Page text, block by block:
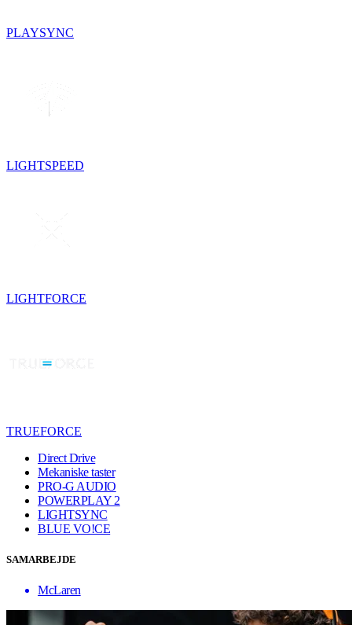
PLAYSYNC
LIGHTSPEED
LIGHTFORCE
TRUEFORCE
Direct Drive
Mekaniske taster
PRO-G AUDIO
POWERPLAY 2
LIGHTSYNC
BLUE VO!CE
SAMARBEJDE
McLaren